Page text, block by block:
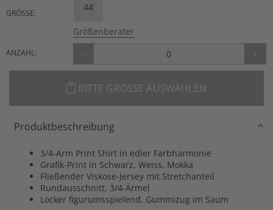
GRÖSSE:
44
Größenberater
ANZAHL: - +
BITTE GRÖSSE AUSWÄHLEN
Produktbeschreibung
3/4-Arm Print Shirt in edler Farbharmonie
Grafik-Print in Schwarz, Weiss, Mokka
Fließender Viskose-Jersey mit Stretchanteil
Rundausschnitt, 3/4-Ärmel
Locker figurumsspielend, Gummizug im Saum